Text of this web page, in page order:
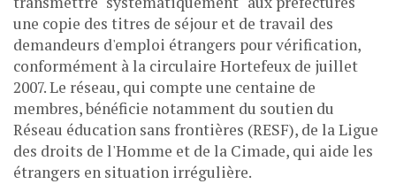
une copie des titres de séjour et de travail des
demandeurs d'emploi étrangers pour vérification,
conformément à la circulaire Hortefeux de juillet
2007. Le réseau, qui compte une centaine de
membres, bénéficie notamment du soutien du
Réseau éducation sans frontières (RESF), de la Ligue
des droits de l'Homme et de la Cimade, qui aide les
étrangers en situation irrégulière.